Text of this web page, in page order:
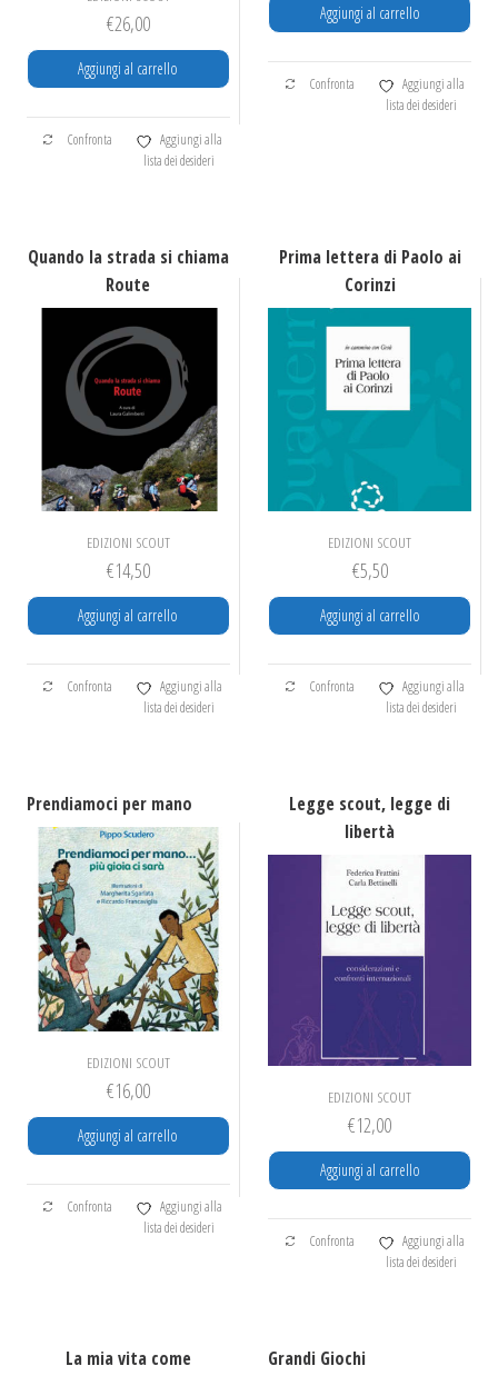
€26,00
Aggiungi al carrello
Confronta
Aggiungi alla
lista dei desideri
Aggiungi al carrello
Confronta
Aggiungi alla
lista dei desideri
Quando la strada si chiama
Route
EDIZIONI SCOUT
€14,50
Aggiungi al carrello
Confronta
Aggiungi alla
lista dei desideri
Prima lettera di Paolo ai
Corinzi
EDIZIONI SCOUT
€5,50
Aggiungi al carrello
Confronta
Aggiungi alla
lista dei desideri
Prendiamoci per mano
EDIZIONI SCOUT
€16,00
Aggiungi al carrello
Confronta
Aggiungi alla
lista dei desideri
Legge scout, legge di
libertà
EDIZIONI SCOUT
€12,00
Aggiungi al carrello
Confronta
Aggiungi alla
lista dei desideri
La mia vita come
Grandi Giochi